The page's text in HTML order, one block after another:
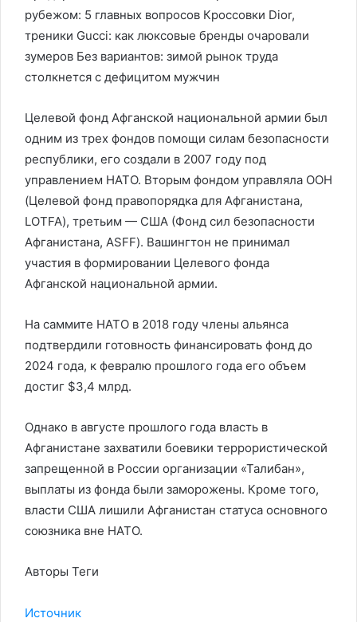
рубежом: 5 главных вопросов Кроссовки Dior,
треники Gucci: как люксовые бренды очаровали
зумеров Без вариантов: зимой рынок труда
столкнется с дефицитом мужчин
Целевой фонд Афганской национальной армии был
одним из трех фондов помощи силам безопасности
республики, его создали в 2007 году под
управлением НАТО. Вторым фондом управляла ООН
(Целевой фонд правопорядка для Афганистана,
LOTFA), третьим — США (Фонд сил безопасности
Афганистана, ASFF). Вашингтон не принимал
участия в формировании Целевого фонда
Афганской национальной армии.
На саммите НАТО в 2018 году члены альянса
подтвердили готовность финансировать фонд до
2024 года, к февралю прошлого года его объем
достиг $3,4 млрд.
Однако в августе прошлого года власть в
Афганистане захватили боевики террористической
запрещенной в России организации «Талибан»,
выплаты из фонда были заморожены. Кроме того,
власти США лишили Афганистан статуса основного
союзника вне НАТО.
Авторы Теги
Источник